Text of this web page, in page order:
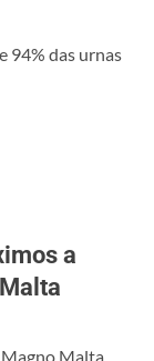
94% das urnas
a
Malta